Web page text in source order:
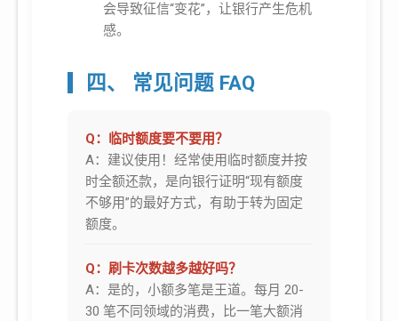
会导致征信“变花”，让银行产生危机
感。
四、 常见问题 FAQ
Q：临时额度要不要用？
A：建议使用！经常使用临时额度并按
时全额还款，是向银行证明“现有额度
不够用”的最好方式，有助于转为固定
额度。
Q：刷卡次数越多越好吗？
A：是的，小额多笔是王道。每月 20-
30 笔不同领域的消费，比一笔大额消